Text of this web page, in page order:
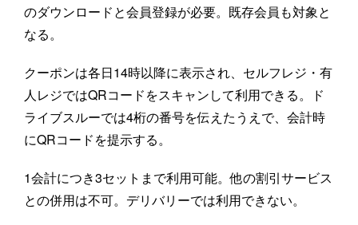
のダウンロードと会員登録が必要。既存会員も対象と
なる。
クーポンは各日14時以降に表示され、セルフレジ・有
人レジではQRコードをスキャンして利用できる。ド
ライブスルーでは4桁の番号を伝えたうえで、会計時
にQRコードを提示する。
1会計につき3セットまで利用可能。他の割引サービス
との併用は不可。デリバリーでは利用できない。